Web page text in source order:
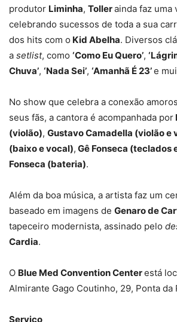
produtor Liminha, Tollerainda faz uma
celebrando sucessos de toda a sua
dos hits com o Kid Abelha. Diversos
a setlist, como ‘Como Eu Quero’,
Chuva’, ‘Nada Sei’, ‘Amanhã É 23’e
No show que celebra a conexão
seus fãs, a cantora é acompanhada por
(violão), Gustavo Camadella (violão e
(baixo e vocal), Gê Fonseca (teclados
Fonseca (bateria).
Além da boa música, a artista faz um
baseado em imagens de Genaro de
tapeceiro modernista, assinado pelo
Cardia.
O Blue Med Convention Centerestá
Almirante Gago Coutinho, 29, Ponta da
Serviço